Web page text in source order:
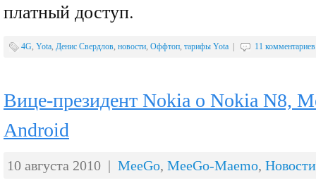
платный доступ.
4G, Yota, Денис Свердлов, новости, Оффтоп, тарифы Yota 11 комментариев
Вице-президент Nokia о Nokia N8,
Android
10 августа 2010 | MeeGo, MeeGo-Maemo, Новости